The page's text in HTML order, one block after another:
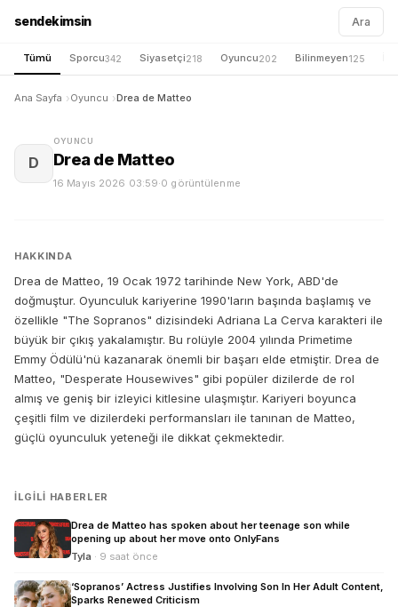
sendekimsin Ara
Tümü Sporcu342 Siyasetçi218 Oyuncu202 Bilinmeyen125
Ana Sayfa Oyuncu Drea de Matteo
D
OYUNCU
Drea de Matteo
16 Mayıs 2026 03:59·0 görüntülenme
HAKKINDA
Drea de Matteo, 19 Ocak 1972 tarihinde New York, ABD'de
doğmuştur. Oyunculuk kariyerine 1990'ların başında başlamış ve
özellikle "The Sopranos" dizisindeki Adriana La Cerva karakteri ile
büyük bir çıkış yakalamıştır. Bu rolüyle 2004 yılında Primetime
Emmy Ödülü'nü kazanarak önemli bir başarı elde etmiştir. Drea de
Matteo, "Desperate Housewives" gibi popüler dizilerde de rol
almış ve geniş bir izleyici kitlesine ulaşmıştır. Kariyeri boyunca
çeşitli film ve dizilerdeki performansları ile tanınan de Matteo,
güçlü oyunculuk yeteneği ile dikkat çekmektedir.
İLGILI HABERLER
Drea de Matteo has spoken about her teenage son while
opening up about her move onto OnlyFans
Tyla · 9 saat önce
‘Sopranos’ Actress Justifies Involving Son In Her Adult Content,
Sparks Renewed Criticism